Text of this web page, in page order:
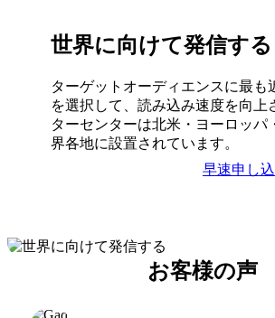
世界に向けて発信する
ターゲットオーディエンスに最
を選択して、読み込み速度を向
ターセンターは北米・ヨーロッ
界各地に設置されています。
早速申し
お客様の声